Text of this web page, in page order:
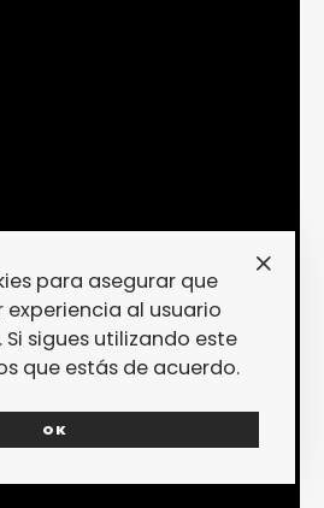
para asegurar que
al usuario
Si sigues utilizando este
que estás de acuerdo.
OK